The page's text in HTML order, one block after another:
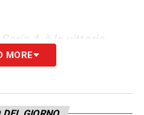
A è la vittoria
sui tifosi e gli
“il calcio è dei tifosi”
MORE